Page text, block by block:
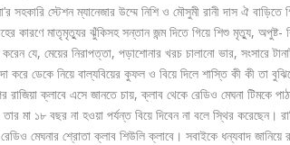
সহকারি স্টেশন ম্যানেজার উম্মে নিশি ও মৌসুমী রানী দাস ঐ
কারণে মাতৃমৃত্যুর ঝুঁকিসহ সন্তান জন্ম দিতে গিয়ে শিশু মৃত্যু, অপুষ্ট-
যে, মেয়ের নিরাপত্তা, পড়াশোনার খরচ চালানো ভার, সংসারে
করে ডেকে নিয়ে বাল্যবিয়ের কুফল ও বিয়ে দিলে শাস্তি কী কী তা
ক্লাবে এসে জানতে চায়, ক্লাব থেকে রেডিও মেঘনা টিমকে
মা ১৮ বছর না হওয়া পর্যন্ত বিয়ে দিবেন না বলে স্থির
মেঘনার শ্রোতা ক্লাব শিউলি ক্লাবে। সবাইকে ধন্যবাদ জানিয়ে